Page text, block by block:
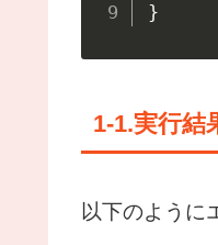
}
1-1.実行結
以下のように